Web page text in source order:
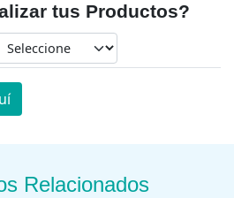
tus Productos?
Relacionados